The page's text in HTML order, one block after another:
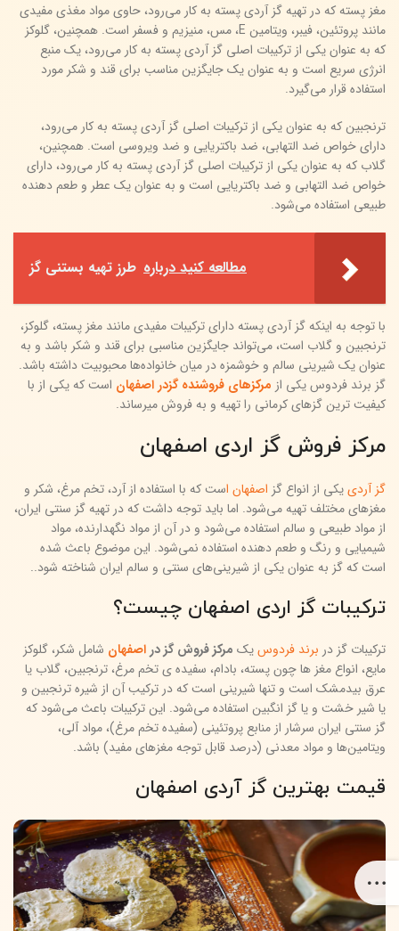
مغز پسته که در تهیه گز آردی پسته به کار می‌رود، حاوی مواد مغذی مفیدی
مانند پروتئین، فیبر، ویتامین E، مس، منیزیم و فسفر است. همچنین، گلوکز
که به عنوان یکی از ترکیبات اصلی گز آردی پسته به کار می‌رود، یک منبع
انرژی سریع است و به عنوان یک جایگزین مناسب برای قند و شکر مورد
استفاده قرار می‌گیرد.
ترنجبین که به عنوان یکی از ترکیبات اصلی گز آردی پسته به کار می‌رود،
دارای خواص ضد التهابی، ضد باکتریایی و ضد ویروسی است. همچنین،
گلاب که به عنوان یکی از ترکیبات اصلی گز آردی پسته به کار می‌رود، دارای
خواص ضد التهابی و ضد باکتریایی است و به عنوان یک عطر و طعم دهنده
طبیعی استفاده می‌شود.
مطالعه کنید درباره‌ طرز تهیه بستنی گز
با توجه به اینکه گز آردی پسته دارای ترکیبات مفیدی مانند مغز پسته، گلوکز،
ترنجبین و گلاب است، می‌تواند جایگزین مناسبی برای قند و شکر باشد و به
عنوان یک شیرینی سالم و خوشمزه در میان خانواده‌ها محبوبیت داشته باشد.
گز برند فردوس یکی از مرکزهای فروشنده گزدر اصفهان است که یکی از با
کیفیت ترین گزهای کرمانی را تهیه و به فروش میرساند.
مرکز فروش گز اردی اصفهان
گز آردییکی از انواع گز اصفهان است که با استفاده از آرد، تخم مرغ، شکر و
مغزهای مختلف تهیه می‌شود. اما باید توجه داشت که در تهیه گز سنتی ایران،
از مواد طبیعی و سالم استفاده می‌شود و در آن از مواد نگهدارنده، مواد
شیمیایی و رنگ و طعم دهنده استفاده نمی‌شود. این موضوع باعث شده
است که گز به عنوان یکی از شیرینی‌های سنتی و سالم ایران شناخته شود..
ترکیبات گز اردی اصفهان چیست؟
ترکیبات گز در برند فردوسیک مرکز فروش گز در اصفهان شامل شکر، گلوکز
مایع، انواع مغز ها چون پسته، بادام، سفیده ی تخم مرغ، ترنجبین، گلاب یا
عرق بیدمشک است و تنها شیرینی است که در ترکیب آن از شیره ترنجبین و
یا شیر خشت و یا گز انگبین استفاده می‌شود. این ترکیبات باعث می‌شود که
گز سنتی ایران سرشار از منابع پروتئینی (سفیده تخم مرغ)، مواد آلی،
ویتامین‌ها و مواد معدنی (درصد قابل توجه مغزهای مفید) باشد.
قیمت بهترین گز آردی اصفهان